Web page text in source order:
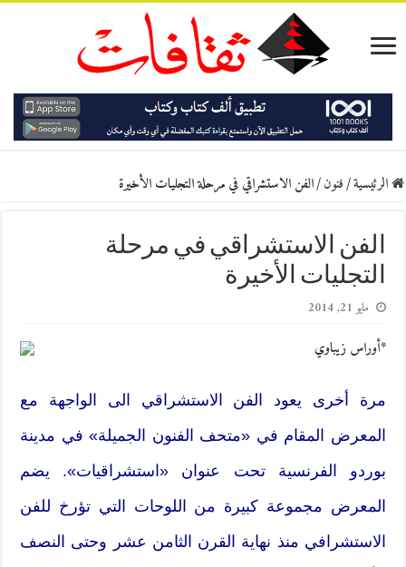
الرئيسية/فنون/الفن الاستشراقي في مرحلة التجليات الأخيرة
الفن الاستشراقي في مرحلة
التجليات الأخيرة
مايو 21, 2014
*أوراس زيباوي
مرة أخرى يعود الفن الاستشراقي الى الواجهة مع
المعرض المقام في «متحف الفنون الجميلة» في مدينة
بوردو الفرنسية تحت عنوان «استشراقيات». يضم
المعرض مجموعة كبيرة من اللوحات التي تؤرخ للفن
الاستشرافي منذ نهاية القرن الثامن عشر وحتى النصف